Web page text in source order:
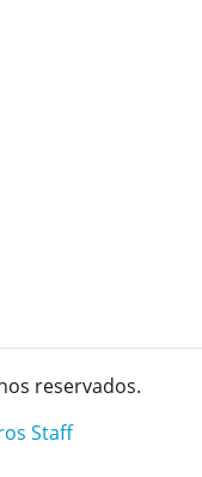
reservados.
Staff